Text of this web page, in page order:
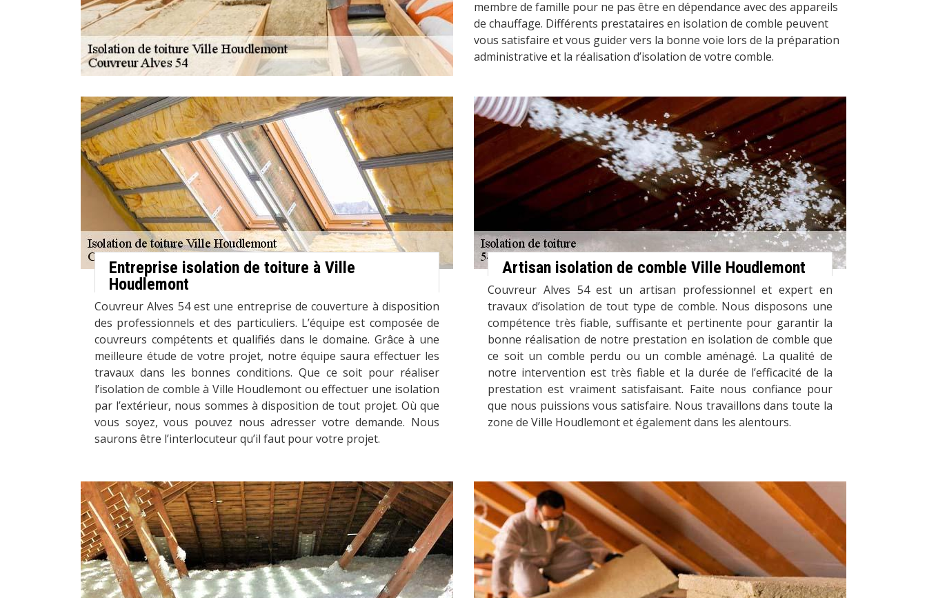
membre de famille pour ne pas être en dépendance avec des appareils
de chauffage. Différents prestataires en isolation de comble peuvent
vous satisfaire et vous guider vers la bonne voie lors de la préparation
administrative et la réalisation d’isolation de votre comble.
Entreprise isolation de toiture à Ville
Houdlemont
Couvreur Alves 54 est une entreprise de couverture à disposition
des professionnels et des particuliers. L’équipe est composée de
couvreurs compétents et qualifiés dans le domaine. Grâce à une
meilleure étude de votre projet, notre équipe saura effectuer les
travaux dans les bonnes conditions. Que ce soit pour réaliser
l’isolation de comble à Ville Houdlemont ou effectuer une isolation
par l’extérieur, nous sommes à disposition de tout projet. Où que
vous soyez, vous pouvez nous adresser votre demande. Nous
saurons être l’interlocuteur qu’il faut pour votre projet.
Artisan isolation de comble Ville Houdlemont
Couvreur Alves 54 est un artisan professionnel et expert en
travaux d’isolation de tout type de comble. Nous disposons une
compétence très fiable, suffisante et pertinente pour garantir la
bonne réalisation de notre prestation en isolation de comble que
ce soit un comble perdu ou un comble aménagé. La qualité de
notre intervention est très fiable et la durée de l’efficacité de la
prestation est vraiment satisfaisant. Faite nous confiance pour
que nous puissions vous satisfaire. Nous travaillons dans toute la
zone de Ville Houdlemont et également dans les alentours.